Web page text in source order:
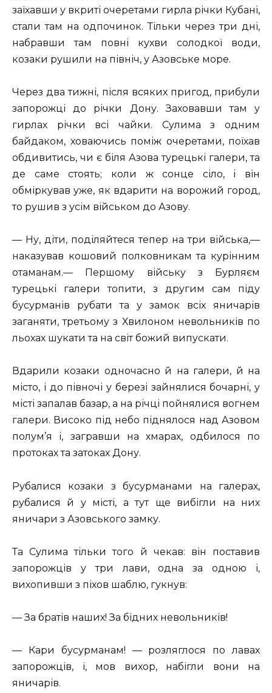
заїхавши у вкриті очеретами гирла річки Кубані,
стали там на одпочинок. Тільки через три дні,
набравши там повні кухви солодкої води,
козаки рушили на північ, у Азовське море.
Через два тижні, після всяких пригод, прибули
запорожці до річки Дону. Заховавши там у
гирлах річки всі чайки. Сулима з одним
байдаком, ховаючись поміж очеретами, поїхав
обдивитись, чи є біля Азова турецькі галери, та
де саме стоять; коли ж сонце сіло, і він
обміркував уже, як вдарити на ворожий город,
то рушив з усім військом до Азову.
— Ну, діти, поділяйтеся тепер на три війська,—
наказував кошовий полковникам та курінним
отаманам.— Першому війську з Бурляєм
турецькі галери топити, з другим сам піду
бусурманів рубати та у замок всіх яничарів
заганяти, третьому з Хвилоном невольників по
льохах шукати та на світ божий випускати.
Вдарили козаки одночасно й на галери, й на
місто, і до півночі у березі зайнялися бочарні, у
місті запалав базар, а на річці пойнялися вогнем
галери. Високо під небо піднялося над Азовом
полум’я і, загравши на хмарах, одбилося по
протоках та затоках Дону.
Рубалися козаки з бусурманами на галерах,
рубалися й у місті, а тут ще вибігли на них
яничари з Азовського замку.
Та Сулима тільки того й чекав: він поставив
запорожців у три лави, одна за одною і,
вихопивши з піхов шаблю, гукнув:
— За братів наших! За бідних невольників!
— Кари бусурманам! — розляглося по лавах
запорожців, і, мов вихор, набігли вони на
яничарів.